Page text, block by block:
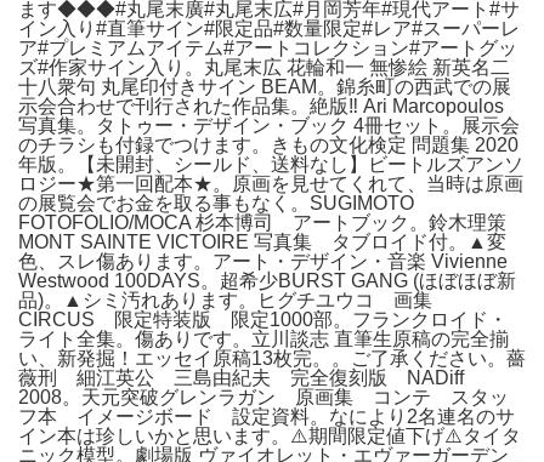
ます◆◆◆#丸尾末廣#丸尾末広#月岡芳年#現代アート#サ
イン入り#直筆サイン#限定品#数量限定#レア#スーパーレ
ア#プレミアムアイテム#アートコレクション#アートグッ
ズ#作家サイン入り。丸尾末広 花輪和一 無惨絵 新英名二
十八衆句 丸尾印付きサイン BEAM。錦糸町の西武での展
示会合わせで刊行された作品集。絶版‼️ Ari Marcopoulos
写真集。タトゥー・デザイン・ブック 4冊セット。展示会
のチラシも付録でつけます。きもの文化検定 問題集 2020
年版。【未開封、シールド、送料なし】ビートルズアンソ
ロジー★第一回配本★。原画を見せてくれて、当時は原画
の展覧会でお金を取る事もなく。SUGIMOTO
FOTOFOLIO/MOCA 杉本博司 アートブック。鈴木理策
MONT SAINTE VICTOIRE 写真集 タブロイド付。▲変
色、スレ傷あります。アート・デザイン・音楽 Vivienne
Westwood 100DAYS。超希少BURST GANG (ほぼほぼ新
品)。▲シミ汚れあります。ヒグチユウコ 画集
CIRCUS 限定特装版 限定1000部。フランクロイド・
ライト全集。傷ありです。立川談志 直筆生原稿の完全揃
い、新発掘！エッセイ原稿13枚完。。ご了承ください。薔
薇刑 細江英公 三島由紀夫 完全復刻版 NADiff
2008。天元突破グレンラガン 原画集 コンテ スタッ
フ本 イメージボード 設定資料。なにより2名連名のサ
イン本は珍しいかと思います。⚠️期間限定値下げ⚠️タイタ
ニック模型。劇場版 ヴァイオレット・エヴァーガーデン